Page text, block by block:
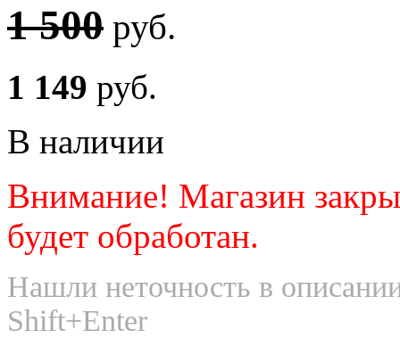
1 500 руб.
1 149 руб.
В наличии
Внимание! Магазин
будет обработан.
Нашли неточность в
Shift+Enter